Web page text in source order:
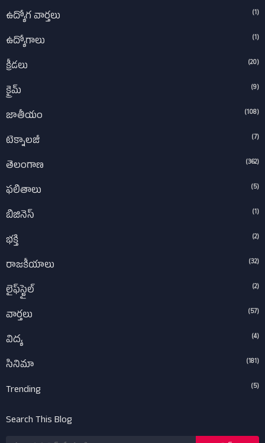
ఉద్యోగ వార్తలు (1)
ఉద్యోగాలు (1)
క్రీడలు (20)
క్రైమ్ (9)
జాతీయం (108)
టెక్నాలజీ (7)
తెలంగాణ (362)
ఫలితాలు (5)
బిజినెస్ (1)
భక్తి (2)
రాజకీయాలు (32)
లైఫ్‌స్టైల్‌ (2)
వార్తలు (57)
విద్య (4)
సినిమా (181)
Trending (5)
Search This Blog